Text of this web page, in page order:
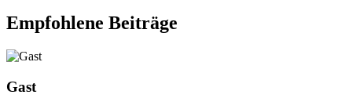
Empfohlene Beiträge
Gast